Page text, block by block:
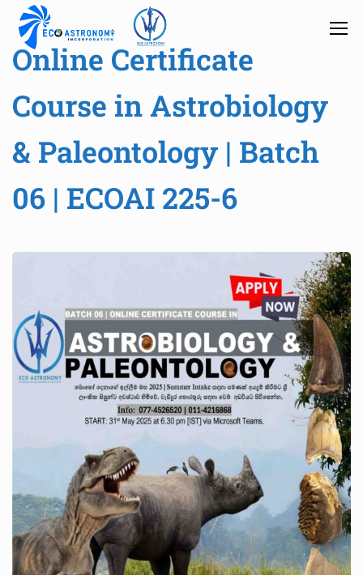
Online Certificate
Course in Astrobiology
& Paleontology | Batch
06 | ECOAI 225-6